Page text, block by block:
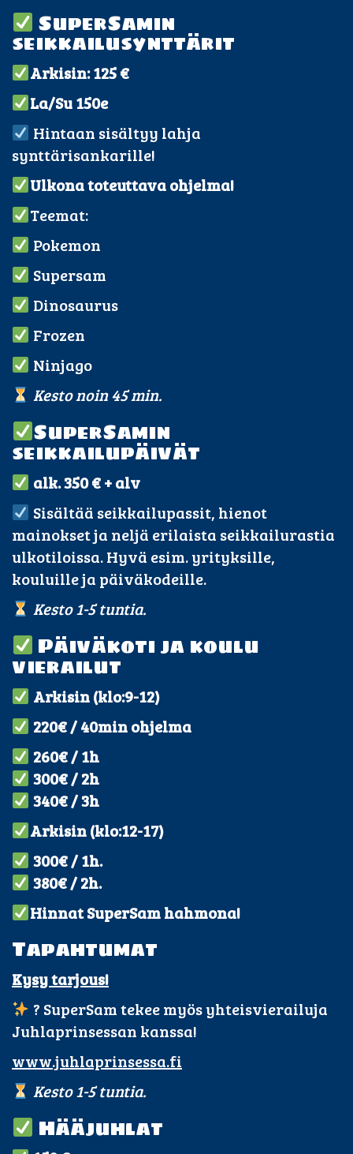
SuperSamin
seikkailusynttärit
Arkisin: 125 €
La/Su 150e
Hintaan sisältyy lahja
synttärisankarille!
Ulkona toteuttava ohjelma!
Teemat:
Pokemon
Supersam
Dinosaurus
Frozen
Ninjago
Kesto noin 45 min.
SuperSamin
seikkailupäivät
alk. 350 € + alv
Sisältää seikkailupassit, hienot
mainokset ja neljä erilaista seikkailurastia
ulkotiloissa. Hyvä esim. yrityksille,
kouluille ja päiväkodeille.
Kesto 1-5 tuntia.
Päiväkoti ja koulu
vierailut
Arkisin (klo:9-12)
220€ / 40min ohjelma
260€ / 1h
300€ / 2h
340€ / 3h
Arkisin (klo:12-17)
300€ / 1h.
380€ / 2h.
Hinnat SuperSam hahmona!
Tapahtumat
Kysy tarjous!
? SuperSam tekee myös yhteisvierailuja
Juhlaprinsessan kanssa!
www.juhlaprinsessa.fi
Kesto 1-5 tuntia.
Hääjuhlat